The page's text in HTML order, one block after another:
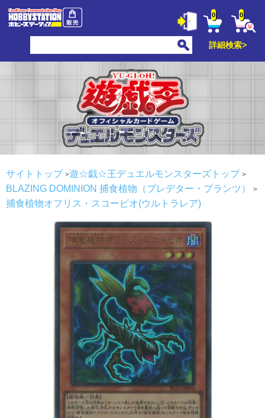
0 0
詳細検索>
サイトトップ
遊☆戯☆王デュエルモンスターズトップ
BLAZING DOMINION 捕食植物（プレデター・プランツ）
捕食植物オフリス・スコーピオ(ウルトラレア)